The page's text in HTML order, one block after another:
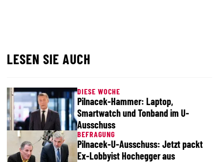
LESEN SIE AUCH
DIESE WOCHE
Pilnacek-Hammer: Laptop,
Smartwatch und Tonband im U-
Ausschuss
BEFRAGUNG
Pilnacek-U-Ausschuss: Jetzt packt
Ex-Lobbyist Hochegger aus